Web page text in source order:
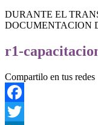
DURANTE EL
DOCUMENTACION
r1-
Compartilo en tus redes
Facebook